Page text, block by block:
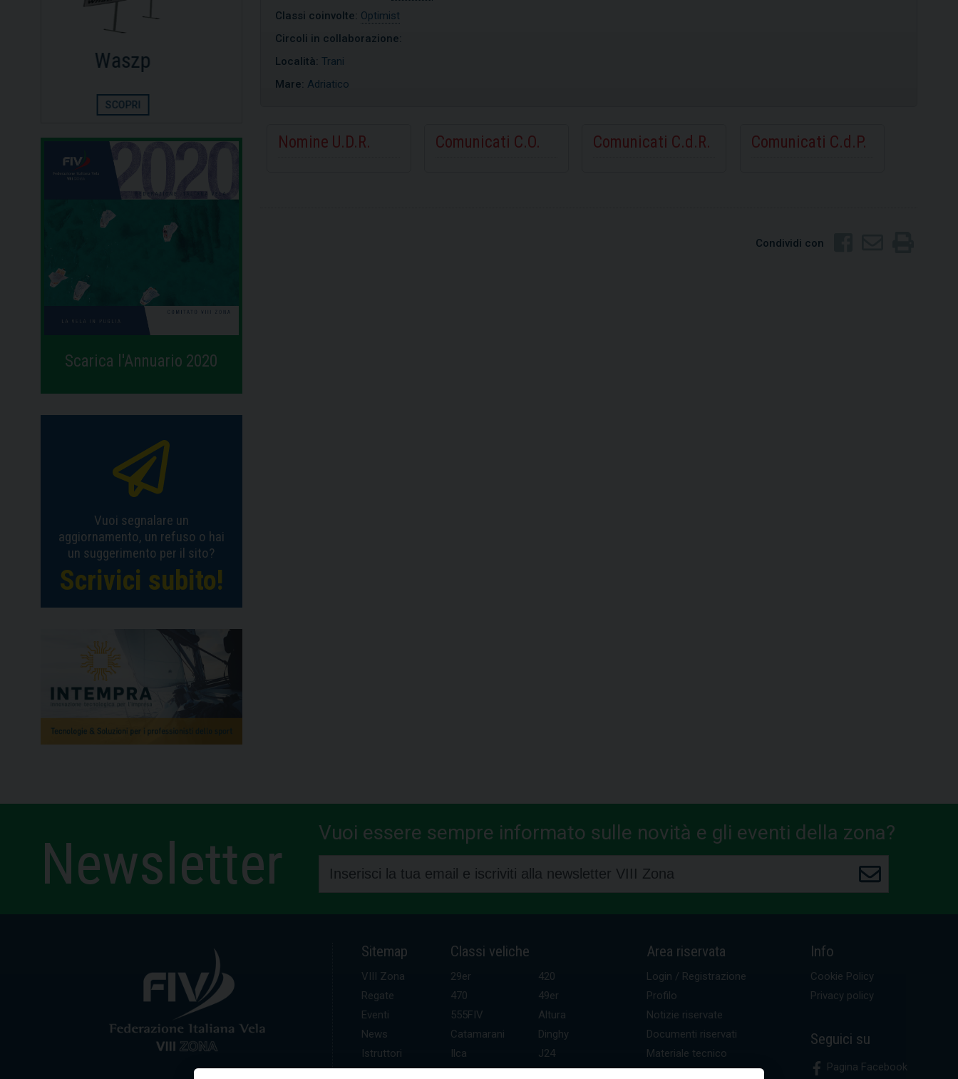
Dinghy
SCOPRI
Optimist
Scarica l'Annuario 2020
Vuoi segnalare un
aggiornamento, un refuso o hai
un suggerimento per il sito?
Scrivici subito!
Classi coinvolte: Optimist
Circoli in collaborazione:
Località: Trani
Mare: Adriatico
Nomine U.D.R. Comunicati C.O. Comunicati C.d.R. Comunicati C.d.P.
Condividi con
Newsletter Vuoi essere sempre informato sulle novità e gli eventi della zona?
Sitemap
VIII Zona
Regate
Eventi
News
Istruttori
UDR
Classi veliche
29er
420
470
49er
555FIV
Altura
Catamarani
Dinghy
Ilca
J24
Kitefoil
Mini altura
Area riservata
Login / Registrazione
Profilo
Notizie riservate
Documenti riservati
Materiale tecnico
Info
Cookie Policy
Privacy policy
Seguici su
Pagina Facebook